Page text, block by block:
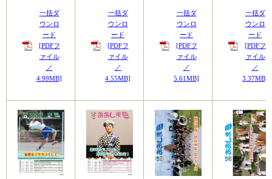
一括ダ
ウンロ
ード
[PDFフ
ァイル
／
4.99MB]
一括ダ
ウンロ
ード
[PDFフ
ァイル
／
4.55MB]
一括ダ
ウンロ
ード
[PDFフ
ァイル
／
5.61MB]
一括ダ
ウンロ
ード
[PDFフ
ァイル
／
3.37MB]